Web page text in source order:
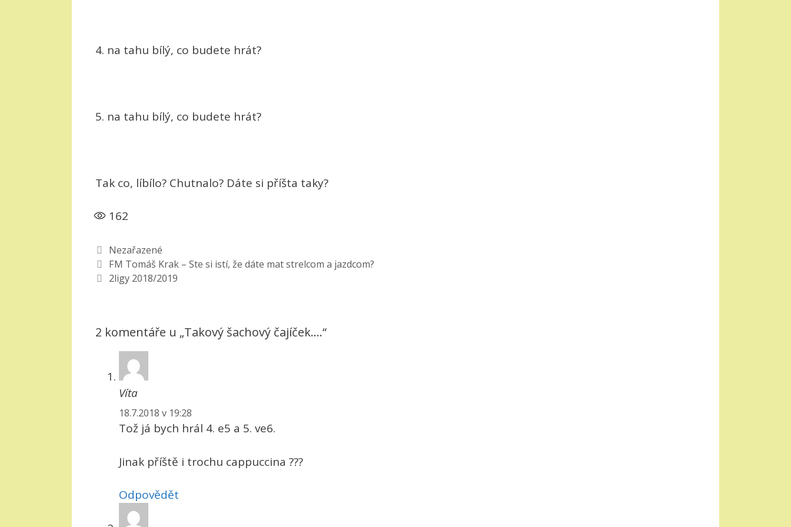
4. na tahu bílý, co budete hrát?
5. na tahu bílý, co budete hrát?
Tak co, líbílo? Chutnalo? Dáte si příšta taky?
162
Rubriky
Nezařazené
FM Tomáš Krak – Ste si istí, že dáte mat strelcom a jazdcom?
2ligy 2018/2019
2 komentáře u „Takový šachový čajíček….“
Víta
18.7.2018 v 19:28
Tož já bych hrál 4. e5 a 5. ve6.
Jinak příště i trochu cappuccina ???
Odpovědět